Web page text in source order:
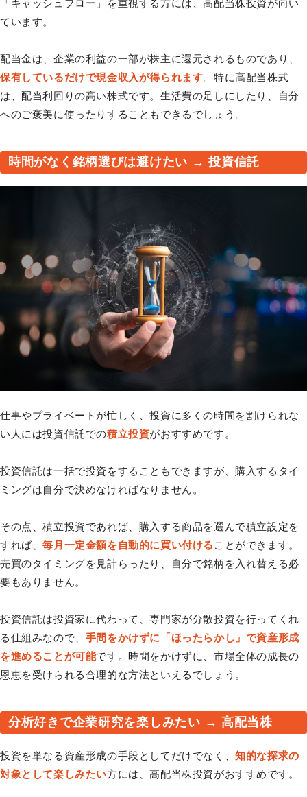
「キャッシュフロー」を重視する方には、高配当株投資が向い
ています。
配当金は、企業の利益の一部が株主に還元されるものであり、
保有しているだけで現金収入が得られます。特に高配当株式
は、配当利回りの高い株式です。生活費の足しにしたり、自分
へのご褒美に使ったりすることもできるでしょう。
時間がなく銘柄選びは避けたい → 投資信託
仕事やプライベートが忙しく、投資に多くの時間を割けられな
い人には投資信託での積立投資がおすすめです。
投資信託は一括で投資をすることもできますが、購入するタイ
ミングは自分で決めなければなりません。
その点、積立投資であれば、購入する商品を選んで積立設定を
すれば、毎月一定金額を自動的に買い付ける ことができます。
売買のタイミングを見計らったり、自分で銘柄を入れ替える必
要もありません。
投資信託は投資家に代わって、専門家が分散投資を行ってくれ
る仕組みなので、 手間をかけずに「ほったらかし」で資産形成
を進めることが可能です。時間をかけずに、市場全体の成長の
恩恵を受けられる合理的な方法といえるでしょう。
分析好きで企業研究を楽しみたい → 高配当株
投資を単なる資産形成の手段としてだけでなく、知的な探求の
対象として楽しみたい方には、高配当株投資がおすすめです。